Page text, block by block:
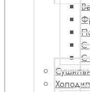
С
С